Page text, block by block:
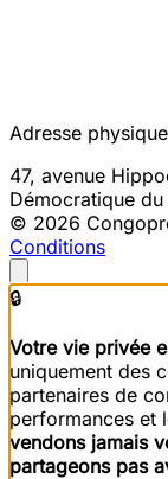
Adresse physique
47, avenue
Démocratique
© 2026
Conditions
🔒
Votre vie privée
uniquement des
partenaires de
performances et
vendons jamais
partageons pas